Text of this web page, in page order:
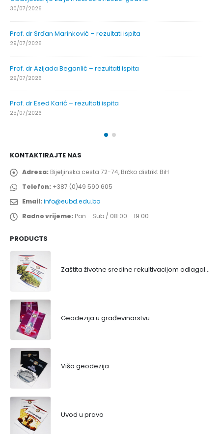
30/07/2026
Prof. dr Srđan Marinković – rezultati ispita
29/07/2026
Prof. dr Azijada Beganlić – rezultati ispita
29/07/2026
Prof. dr Esed Karić – rezultati ispita
25/07/2026
KONTAKTIRAJTE NAS
Adresa: Bijeljinska cesta 72-74, Brčko distrikt BiH
Telefon: +387 (0)49 590 605
Email:info@eubd.edu.ba
Radno vrijeme: Pon - Sub / 08:00 - 19:00
PRODUCTS
Zaštita životne sredine rekultivacijom odlagališta
Geodezija u građevinarstvu
Viša geodezija
Uvod u pravo